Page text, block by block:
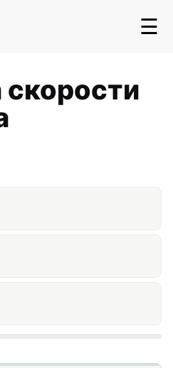
☰